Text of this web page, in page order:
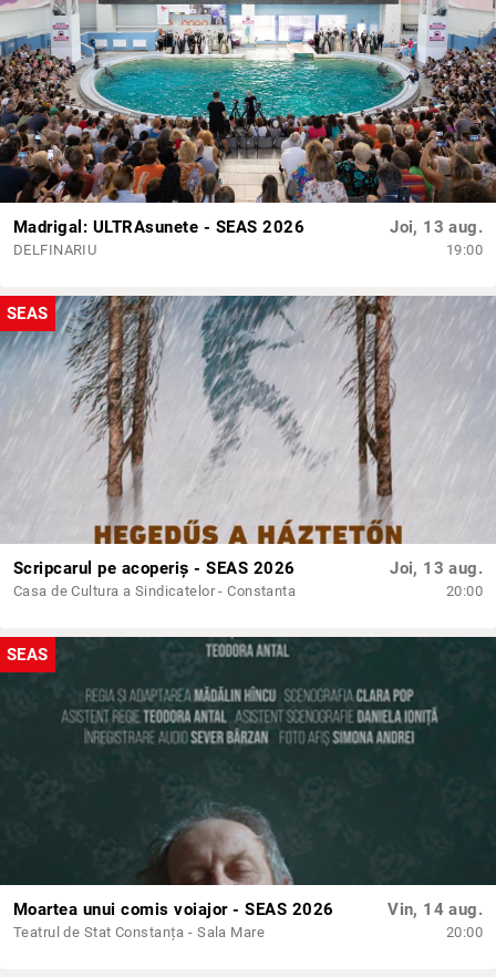
Madrigal: ULTRAsunete - SEAS 2026
DELFINARIU
Joi, 13 aug.
19:00
SEAS
Scripcarul pe acoperiș - SEAS 2026
Casa de Cultura a Sindicatelor - Constanta
Joi, 13 aug.
20:00
SEAS
Moartea unui comis voiajor - SEAS 2026
Teatrul de Stat Constanța - Sala Mare
Vin, 14 aug.
20:00